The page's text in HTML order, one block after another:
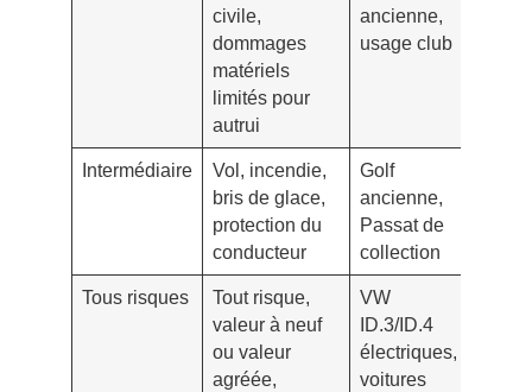
civile,
dommages
matériels
limités pour
autrui
ancienne,
usage club
Intermédiaire
Vol, incendie,
bris de glace,
protection du
conducteur
Golf
ancienne,
Passat de
collection
Tous risques
Tout risque,
valeur à neuf
ou valeur
agréée,
VW
ID.3/ID.4
électriques,
voitures